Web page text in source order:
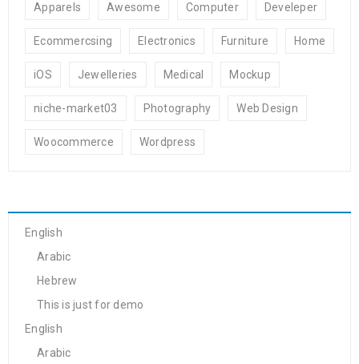
Apparels Awesome Computer Develeper
Ecommercsing Electronics Furniture Home
iOS Jewelleries Medical Mockup
niche-market03 Photography Web Design
Woocommerce Wordpress
English
Arabic
Hebrew
This is just for demo
English
Arabic